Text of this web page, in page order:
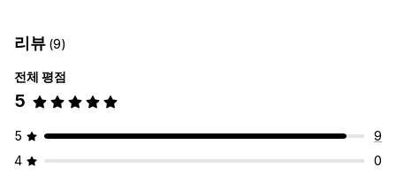
자동-응답
멀티스토어
주문 업데이트
리뷰 (9)
전체 평점
5
5
9
4
0